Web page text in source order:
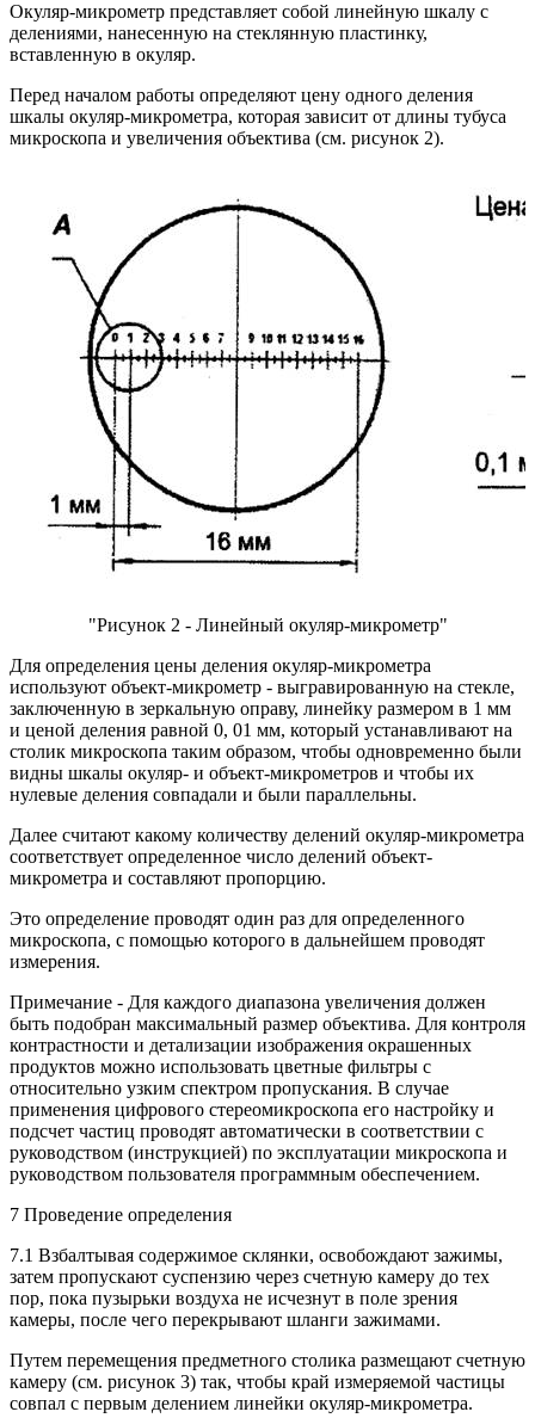
Окуляр-микрометр представляет собой линейную шкалу с
делениями, нанесенную на стеклянную пластинку,
вставленную в окуляр.
Перед началом работы определяют цену одного деления
шкалы окуляр-микрометра, которая зависит от длины тубуса
микроскопа и увеличения объектива (см. рисунок 2).
"Рисунок 2 - Линейный окуляр-микрометр"
Для определения цены деления окуляр-микрометра
используют объект-микрометр - выгравированную на стекле,
заключенную в зеркальную оправу, линейку размером в 1 мм
и ценой деления равной 0, 01 мм, который устанавливают на
столик микроскопа таким образом, чтобы одновременно были
видны шкалы окуляр- и объект-микрометров и чтобы их
нулевые деления совпадали и были параллельны.
Далее считают какому количеству делений окуляр-микрометра
соответствует определенное число делений объект-
микрометра и составляют пропорцию.
Это определение проводят один раз для определенного
микроскопа, с помощью которого в дальнейшем проводят
измерения.
Примечание - Для каждого диапазона увеличения должен
быть подобран максимальный размер объектива. Для контроля
контрастности и детализации изображения окрашенных
продуктов можно использовать цветные фильтры с
относительно узким спектром пропускания. В случае
применения цифрового стереомикроскопа его настройку и
подсчет частиц проводят автоматически в соответствии с
руководством (инструкцией) по эксплуатации микроскопа и
руководством пользователя программным обеспечением.
7 Проведение определения
7.1 Взбалтывая содержимое склянки, освобождают зажимы,
затем пропускают суспензию через счетную камеру до тех
пор, пока пузырьки воздуха не исчезнут в поле зрения
камеры, после чего перекрывают шланги зажимами.
Путем перемещения предметного столика размещают счетную
камеру (см. рисунок 3) так, чтобы край измеряемой частицы
совпал с первым делением линейки окуляр-микрометра.